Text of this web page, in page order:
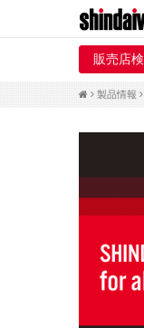
販売店
製品情報